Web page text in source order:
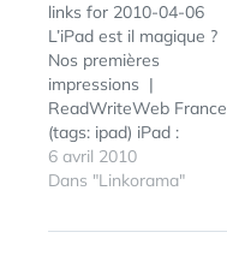
guide applications
mobile programming)
Jailbreak News –
Comment savoir si vous
pouvez jailbreaker /
désimlocker votre…
links for 2010-04-06
L’iPad est il magique ?
Nos premières
impressions |
ReadWriteWeb France
(tags: ipad) iPad :
révolution ou gadget à
la mode ? L’iPad n’est
Mais pour tous les
6 avril 2010
Dans "Linkorama"